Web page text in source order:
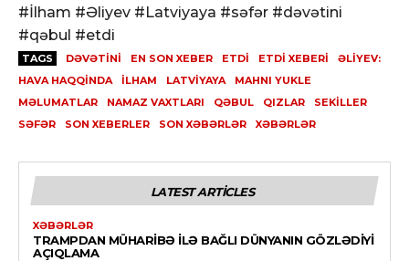
#İlham #Əliyev #Latviyaya #səfər #dəvətini
#qəbul #etdi
TAGS DƏVƏTINI EN SON XEBER ETDI ETDİ XEBERI
ƏLIYEV:
HAVA HAQQINDA
İLHAM LATVIYAYA
MAHNI YUKLE
MƏLUMATLAR
NAMAZ VAXTLARI QƏBUL QIZLAR
SEKILLER
SƏFƏR
SON XEBERLER SON XƏBƏRLƏR XƏBƏRLƏR
LATEST ARTICLES
XƏBƏRLƏR
TRAMPDAN MÜHARIBƏ ILƏ BAĞLI DÜNYANIN GÖZLƏDIYI
AÇIQLAMA